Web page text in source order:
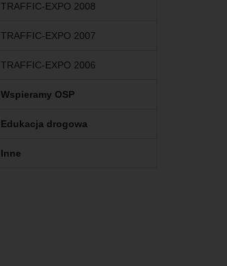
TRAFFIC-EXPO 2008
TRAFFIC-EXPO 2007
TRAFFIC-EXPO 2006
Wspieramy OSP
Edukacja drogowa
Inne